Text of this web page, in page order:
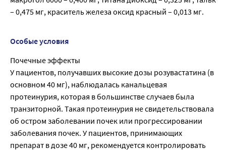
– 0,475 мг, краситель железа оксид красный – 0,013 мг.
Особые условия
Почечные эффекты
У пациентов, получавших высокие дозы розувастатина (в
основном 40 мг), наблюдалась канальцевая
протеинурия, которая в большинстве случаев была
транзиторной. Такая протеинурия не свидетельствовала
об остром заболевании почек или прогрессировании
заболевания почек. У пациентов, принимающих
препарат в дозе 40 мг, рекомендуется контролировать